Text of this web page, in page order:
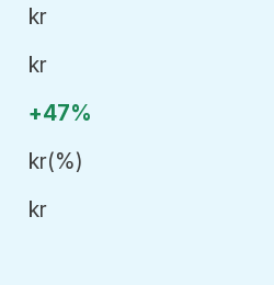
kr
kr
+47%
kr(%)
kr